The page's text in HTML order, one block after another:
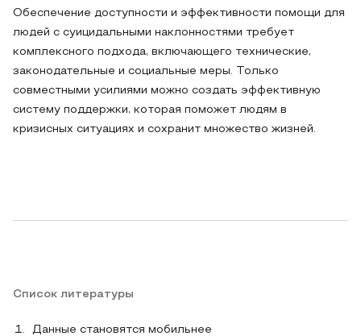
Обеспечение доступности и эффективности помощи для
людей с суицидальными наклонностями требует
комплексного подхода, включающего технические,
законодательные и социальные меры. Только
совместными усилиями можно создать эффективную
систему поддержки, которая поможет людям в
кризисных ситуациях и сохранит множество жизней.
Список литературы
Данные становятся мобильнее